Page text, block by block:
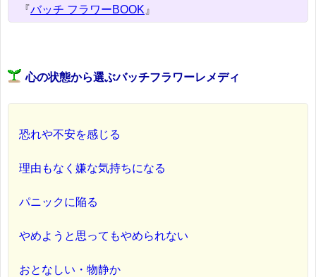
『バッチ フラワーBOOK 』
心の状態から選ぶバッチフラワーレメディ
恐れや不安を感じる
理由もなく嫌な気持ちになる
パニックに陥る
やめようと思ってもやめられない
おとなしい・物静か